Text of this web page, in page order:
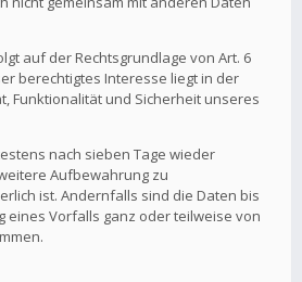
auf der Rechtsgrundlage von Art. 6
berechtigtes Interesse liegt in der
Funktionalität und Sicherheit unseres
nach sieben Tage wieder
Aufbewahrung zu
ist. Andernfalls sind die Daten bis
eines Vorfalls ganz oder teilweise von